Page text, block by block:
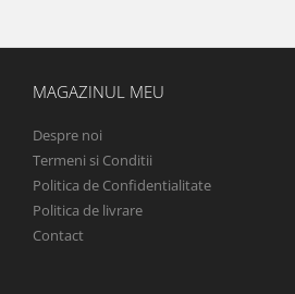
MAGAZINUL MEU
Despre noi
Termeni si Conditii
Politica de Confidentialitate
Politica de livrare
Contact